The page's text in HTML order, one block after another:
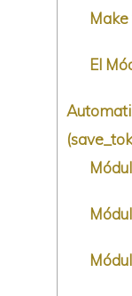
Make
El